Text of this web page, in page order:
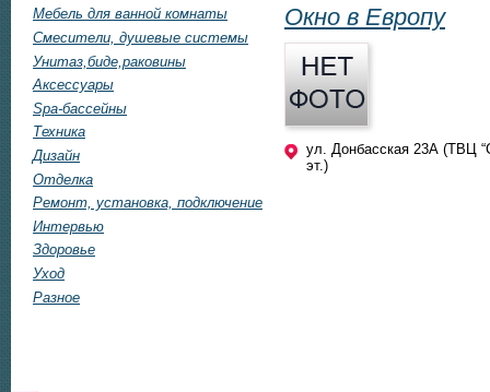
Мебель для ванной комнаты
Смесители, душевые системы
Унитаз,биде,раковины
Аксессуары
Spa-бассейны
Техника
Дизайн
Отделка
Ремонт, установка, подключение
Интервью
Здоровье
Уход
Разное
Окно в Европу
ул. Донбасская 23А (ТВЦ
эт.)